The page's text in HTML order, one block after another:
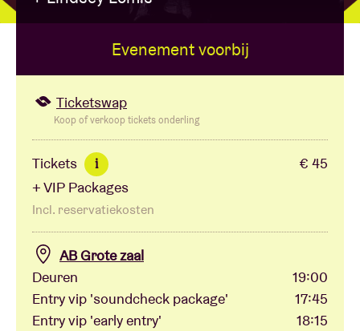
BRDCST
Concertcheque
Over AB
Contact
Evenement voorbij
Ticketswap
Koop of verkoop tickets onderling
Tickets i
€ 45
+ VIP Packages
Incl. reservatiekosten
AB Grote zaal
Deuren
19:00
Entry vip 'soundcheck package'
17:45
Entry vip 'early entry'
18:15